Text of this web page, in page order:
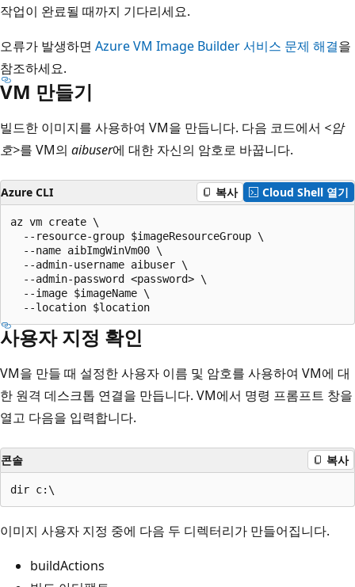
작업이 완료될 때까지 기다리세요.
오류가 발생하면 Azure VM Image Builder 서비스 문제 해결을
참조하세요.
VM 만들기
빌드한 이미지를 사용하여 VM을 만듭니다. 다음 코드에서 <암
호>를 VM의 aibuser에 대한 자신의 암호로 바꿉니다.
Azure CLI 복사 Cloud Shell 열기
az vm create \
  --resource-group $imageResourceGroup \
  --name aibImgWinVm00 \
  --admin-username aibuser \
  --admin-password <password> \
  --image $imageName \
사용자 지정 확인
VM을 만들 때 설정한 사용자 이름 및 암호를 사용하여 VM에 대
한 원격 데스크톱 연결을 만듭니다. VM에서 명령 프롬프트 창을
열고 다음을 입력합니다.
콘솔 복사
이미지 사용자 지정 중에 다음 두 디렉터리가 만들어집니다.
buildActions